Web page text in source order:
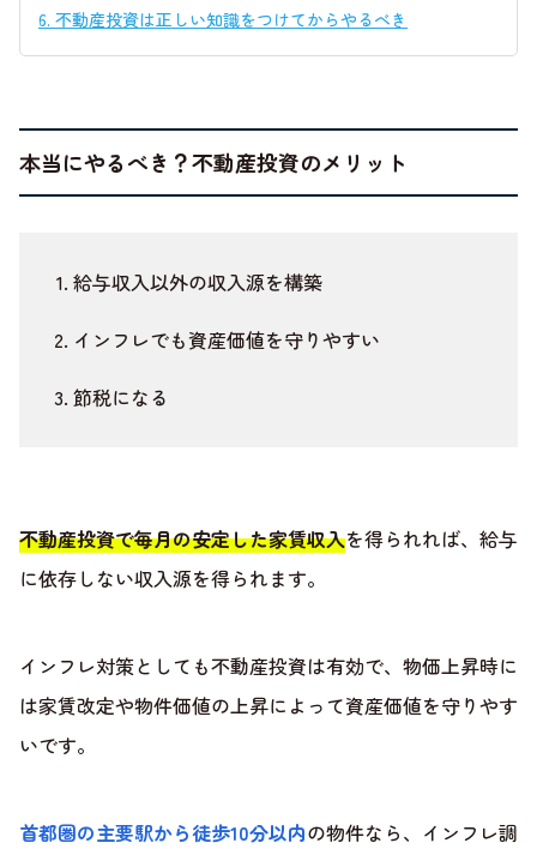
6. 不動産投資は正しい知識をつけてからやるべき
本当にやるべき？不動産投資のメリット
給与収入以外の収入源を構築
インフレでも資産価値を守りやすい
節税になる
不動産投資で毎月の安定した家賃収入を得られれば、給与
に依存しない収入源を得られます。
インフレ対策としても不動産投資は有効で、物価上昇時に
は家賃改定や物件価値の上昇によって資産価値を守りやす
いです。
首都圏の主要駅から徒歩10分以内の物件なら、インフレ調